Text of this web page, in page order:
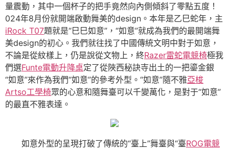
量震動，其中一個杯子的把手竟然向內側傾斜了零點五度！
024年8月份就開端啟動舞美的design。本年是乙巳蛇年，主
iRock T07題就是“巳巳如意”，“如意”就成為我們的最開端舞
美design的初心。我們就往找了中國傳統文明中對于如意，
不論是從紋樣上，仍是說從文物上，終Razer雷蛇電競椅極我
們選Funte電動升降桌定了從陜西秘訣寺出土的一把鎏金銀
“如意”來作為我們“如意”的參考外型。“如意”隨不雅亞梭
Artso工學椅眾的心意和隨舞臺可以千變萬化，是對于“如意”
的最直不雅表達。
如意外型的呈現打破了傳統的“臺上”舞臺與“臺ROG電競